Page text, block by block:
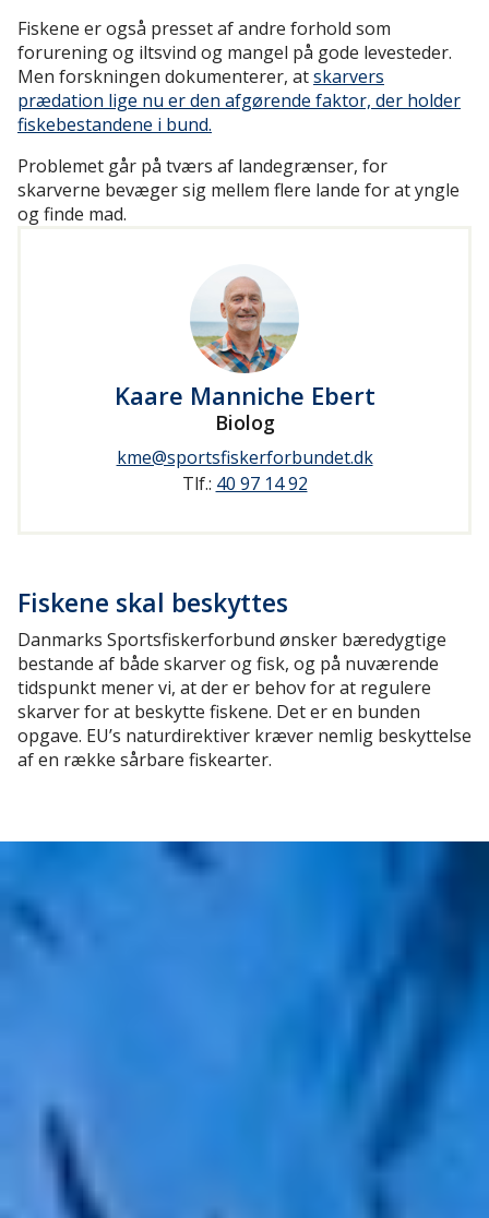
Kaare Manniche Ebert
Biolog
kme@sportsfiskerforbundet.dk
Tlf.: 40 97 14 92
Fiskene er også presset af andre forhold som
forurening og iltsvind og mangel på gode levesteder.
Men forskningen dokumenterer, atskarvers
prædation lige nu er den afgørende faktor, der holder
fiskebestandene i bund.
Problemet går på tværs af landegrænser, for
skarverne bevæger sig mellem flere lande for at yngle
og finde mad.
Fiskene skal beskyttes
Danmarks Sportsfiskerforbund ønsker bæredygtige
bestande af både skarver og fisk, og på nuværende
tidspunkt mener vi, at der er behov for at regulere
skarver for at beskytte fiskene. Det er en bunden
opgave. EU’s naturdirektiver kræver nemlig beskyttelse
af en række sårbare fiskearter.